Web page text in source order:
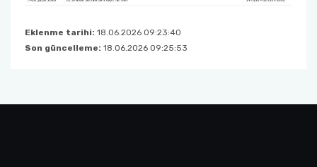
Eklenme tarihi: 18.06.2026 09:23:40
Son güncelleme: 18.06.2026 09:25:53